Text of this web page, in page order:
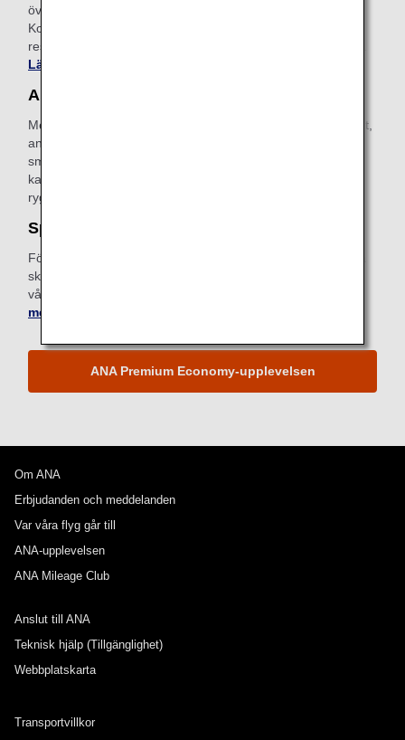
överskrider den tillåtna mängden incheckat bagage.
Kostnaden är 150 EUR beroende på viktbegränsning och
resedestination. Ansök online när du har bokat din flygresa.
Läs mer om förbetalt extrabagage
ANA Wi-Fi-tjänst
Med vår internettjänst ombord kan du komma ut på internet,
använda e-post och hålla dig uppkopplad med din
smarttelefon, surfplatta eller andra enheter med trådlös
kapacitet. Ett kort med uppkopplingsanvisningar finns i
ryggstödsfickan.
Specialmåltider
För att uppfylla särskilda kostbehov av hälso- eller religiösa
skäl tillhandahåller ANA ett brett urval av specialmåltider till
våra passagerare. Beställ specialmåltid före flygresan.
mer om Specialmåltider
ANA Premium Economy-upplevelsen
Om ANA
Erbjudanden och meddelanden
Var våra flyg går till
ANA-upplevelsen
ANA Mileage Club
Anslut till ANA
Teknisk hjälp (Tillgänglighet)
Webbplatskarta
Transportvillkor